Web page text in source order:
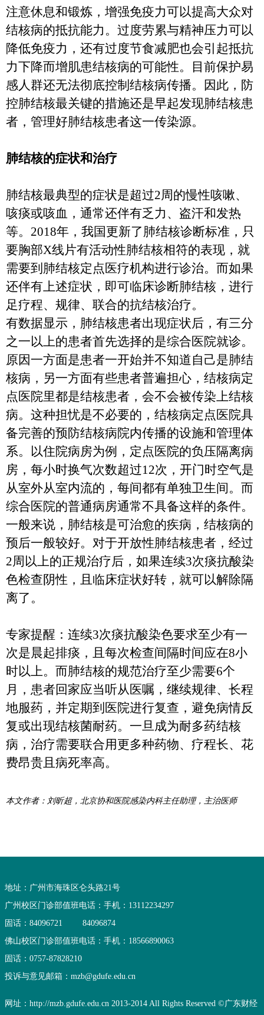
注意休息和锻炼，增强免疫力可以提高大众对
结核病的抵抗能力。过度劳累与精神压力可以
降低免疫力，还有过度节食减肥也会引起抵抗
力下降而增肌患结核病的可能性。目前保护易
感人群还无法彻底控制结核病传播。因此，防
控肺结核最关键的措施还是早起发现肺结核患
者，管理好肺结核患者这一传染源。
肺结核的症状和治疗
肺结核最典型的症状是超过2周的慢性咳嗽、
咳痰或咳血，通常还伴有乏力、盗汗和发热
等。 2018年，我国更新了肺结核诊断标准，只
要胸部X线片有活动性肺结核相符的表现，就
需要到肺结核定点医疗机构进行诊治。而如果
还伴有上述症状，即可临床诊断肺结核，进行
足疗程、规律、联合的抗结核治疗。
有数据显示，肺结核患者出现症状后，有三分
之一以上的患者首先选择的是综合医院就诊。
原因一方面是患者一开始并不知道自己是肺结
核病，另一方面有些患者普遍担心，结核病定
点医院里都是结核患者，会不会被传染上结核
病。这种担忧是不必要的，结核病定点医院具
备完善的预防结核病院内传播的设施和管理体
系。以住院病房为例，定点医院的负压隔离病
房，每小时换气次数超过12次，开门时空气是
从室外从室内流的，每间都有单独卫生间。而
综合医院的普通病房通常不具备这样的条件。
一般来说，肺结核是可治愈的疾病，结核病的
预后一般较好。对于开放性肺结核患者，经过
2周以上的正规治疗后，如果连续3次痰抗酸染
色检查阴性，且临床症状好转，就可以解除隔
离了。
专家提醒：连续3次痰抗酸染色要求至少有一
次是晨起排痰，且每次检查间隔时间应在8小
时以上。而肺结核的规范治疗至少需要6个
月，患者回家应当听从医嘱，继续规律、长程
地服药，并定期到医院进行复查，避免病情反
复或出现结核菌耐药。一旦成为耐多药结核
病，治疗需要联合用更多种药物、疗程长、花
费昂贵且病死率高。
本文作者：刘昕超，北京协和医院感染内科主任助理，主治医师
地址：广州市海珠区仑头路21号
广州校区门诊部值班电话： 手机：13112234297
固话：84096721
84096874
佛山校区门诊部值班电话： 手机：18566890063
固话：0757-87828210
投诉与意见邮箱：mzb@gdufe.edu.cn
网址：http://mzb.gdufe.edu.cn 2013-2014 All Rights Reserved ©广东财经